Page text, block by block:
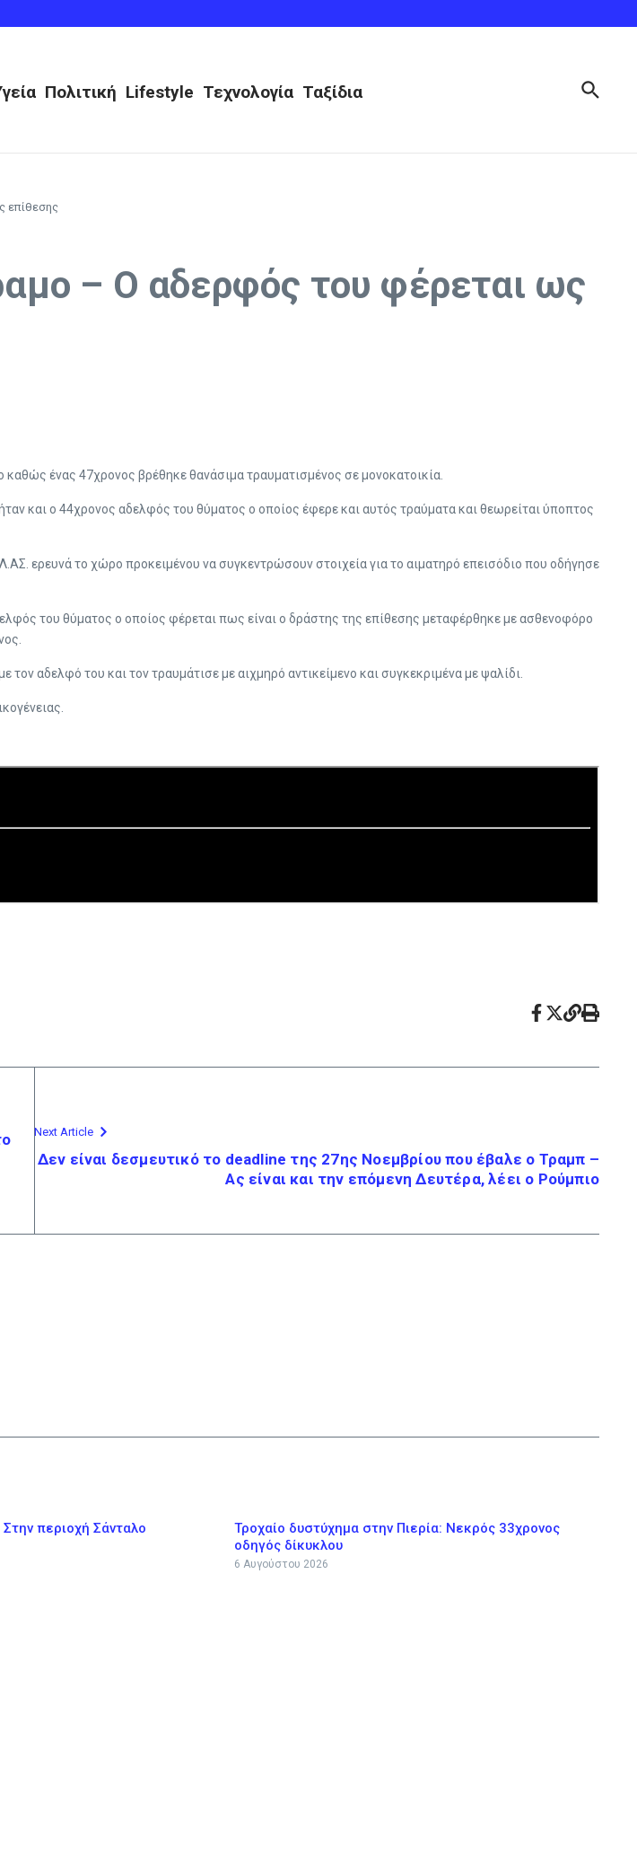
Πολιτική Lifestyle Τεχνολογία Ταξίδια
επίθεσης
– Ο αδερφός του φέρεται ως
ένας 47χρονος βρέθηκε θανάσιμα τραυματισμένος σε μονοκατοικία.
και ο 44χρονος αδελφός του θύματος ο οποίος έφερε και αυτός τραύματα και θεωρείται ύποπτος
ερευνά το χώρο προκειμένου να συγκεντρώσουν στοιχεία για το αιματηρό επεισόδιο που οδήγησε
του θύματος o οποίος φέρεται πως είναι ο δράστης της επίθεσης μεταφέρθηκε με ασθενοφόρο
αδελφό του και τον τραυμάτισε με αιχμηρό αντικείμενο και συγκεκριμένα με ψαλίδι.
Next Article
Δεν είναι δεσμευτικό το deadline της 27ης Νοεμβρίου που έβαλε ο Τραμπ –
Ας είναι και την επόμενη Δευτέρα, λέει ο Ρούμπιο
περιοχή Σάνταλο
Τροχαίο δυστύχημα στην Πιερία: Νεκρός 33χρονος
οδηγός δίκυκλου
6 Αυγούστου 2026